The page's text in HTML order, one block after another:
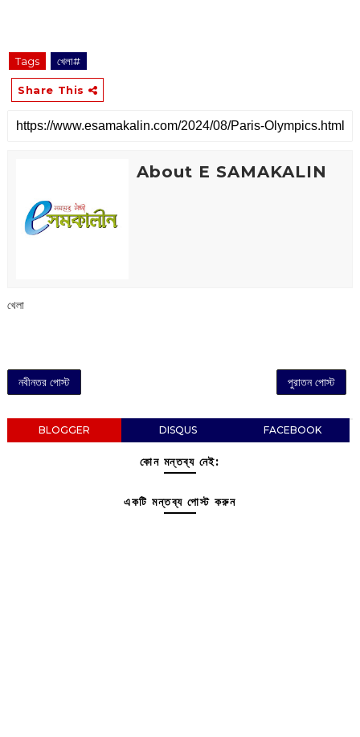
Tags খেলা#
Share This
About E SAMAKALIN
খেলা
নবীনতর পোস্ট পুরাতন পোস্ট
BLOGGER DISQUS FACEBOOK
কোন মন্তব্য নেই:
একটি মন্তব্য পোস্ট করুন